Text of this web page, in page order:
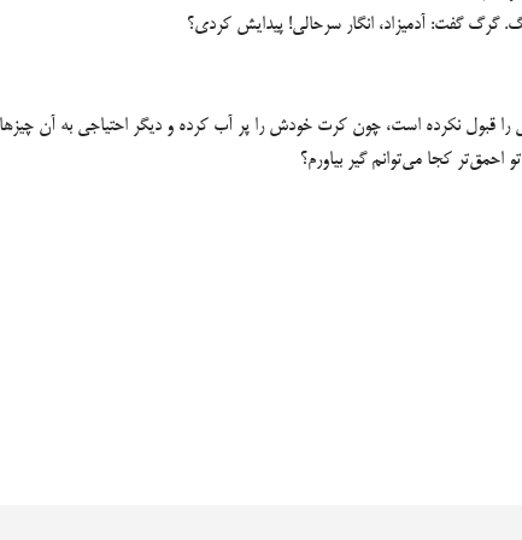
گرگ گفت: آدمیزاد، انگار سرحالی! پیدایش کردی؟
قبول نکرده است، چون کرت خودش را پر آب کرده و دیگر احتیاجی به آن چیزها
کجا می‌توانم گیر بیاورم؟